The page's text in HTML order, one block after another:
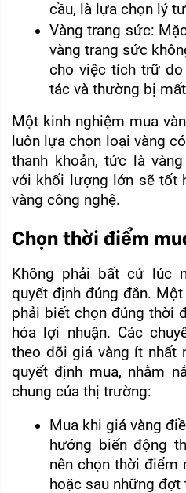
cầu, là lựa chọn lý
Vàng trang sức:
vàng trang sức
cho việc tích trữ
tác và thường bị
Một kinh nghiệm mua
luôn lựa chọn loại vàng
thanh khoản, tức là
với khối lượng lớn sẽ tốt
vàng công nghệ.
Chọn thời điểm
Không phải bất cứ lúc
quyết định đúng đắn.
phải biết chọn đúng thời
hóa lợi nhuận. Các
theo dõi giá vàng ít nhất
quyết định mua, nhằm
chung của thị trường:
Mua khi giá vàng
hướng biến động
nên chọn thời điểm
hoặc sau những